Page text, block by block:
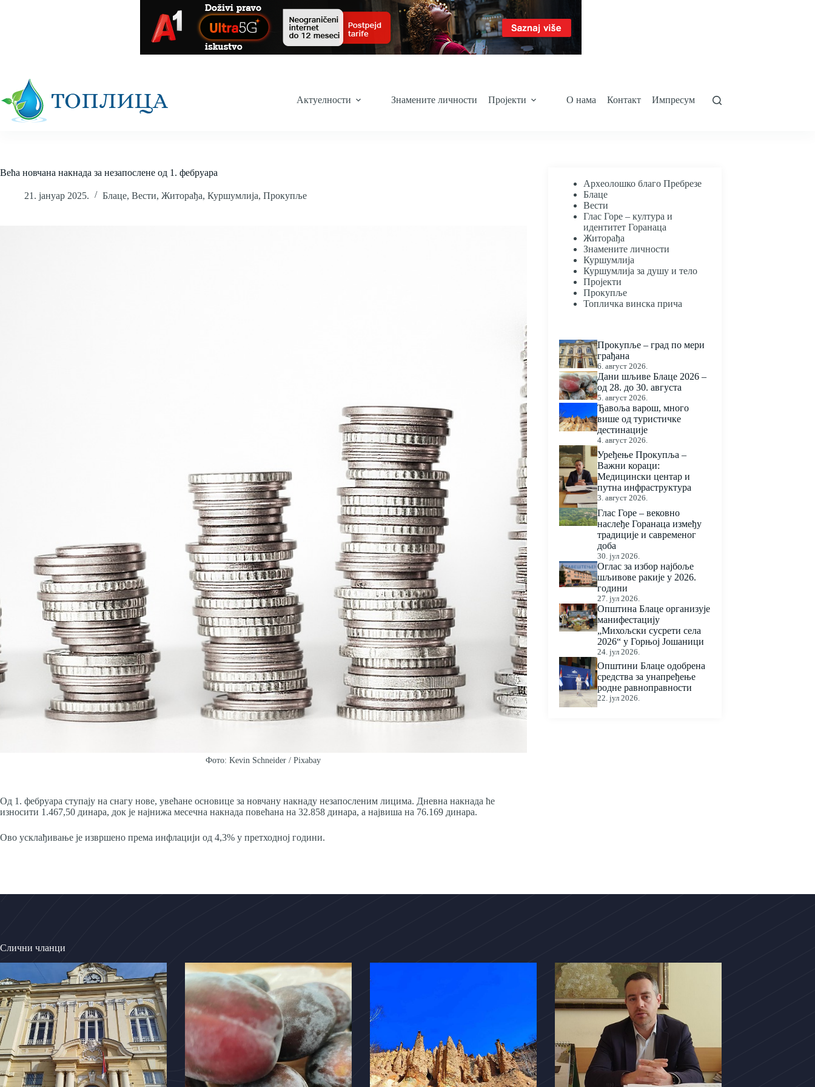
Актуелности Знамените личности Пројекти О нама Контакт Импресум
Већа новчана накнада за незапослене од 1. фебруара
21. јануар 2025. Блаце, Вести, Житорађа, Куршумлија, Прокупље
Фото: Kevin Schneider / Pixabay
Од 1. фебруара ступају на снагу нове, увећане основице за новчану накнаду незапосленим лицима. Дневна накнада ће
износити 1.467,50 динара, док је најнижа месечна накнада повећана на 32.858 динара, а највиша на 76.169 динара.
Ово усклађивање је извршено према инфлацији од 4,3% у претходној години.
Археолошко благо Пребрезе
Блаце
Вести
Глас Горе – култура и
идентитет Горанаца
Житорађа
Знамените личности
Куршумлија
Куршумлија за душу и тело
Пројекти
Прокупље
Топличка винска прича
Прокупље – град по мери
грађана
6. август 2026.
Дани шљиве Блаце 2026 –
од 28. до 30. августа
5. август 2026.
Ђавоља варош, много
више од туристичке
дестинације
4. август 2026.
Уређење Прокупља –
Важни кораци:
Медицински центар и
путна инфраструктура
3. август 2026.
Глас Горе – вековно
наслеђе Горанаца између
традиције и савременог
доба
30. јул 2026.
Оглас за избор најбоље
шљивове ракије у 2026.
години
27. јул 2026.
Општина Блаце организује
манифестацију
„Михољски сусрети села
2026“ у Горњој Јошаници
24. јул 2026.
Општини Блаце одобрена
средства за унапређење
родне равноправности
22. јул 2026.
Слични чланци